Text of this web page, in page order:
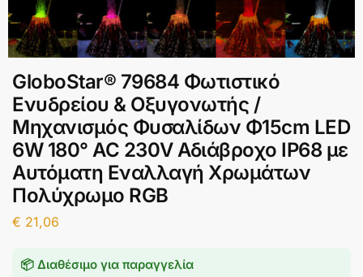
GloboStar® 79684 Φωτιστικό
Ενυδρείου & Οξυγονωτής /
Μηχανισμός Φυσαλίδων Φ15cm LED
6W 180° AC 230V Αδιάβροχο IP68 με
Αυτόματη Εναλλαγή Χρωμάτων
Πολύχρωμο RGB
€ 21,06
📦 Διαθέσιμο για παραγγελία